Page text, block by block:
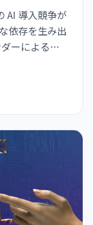
AI 導入競争が
依存を生み出
ーによる価
と指摘し